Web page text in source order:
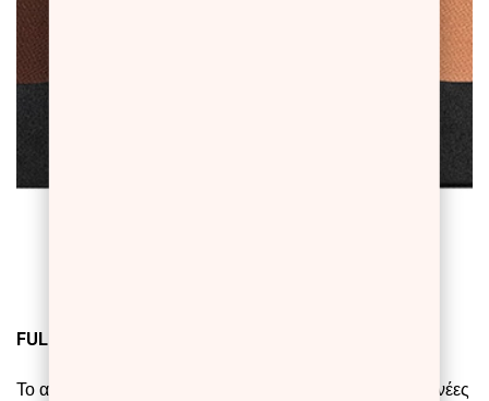
FULL COLOR 449 & 450
Το αγαπημένο μας F
κυκλοφορεί σε 2 νέες